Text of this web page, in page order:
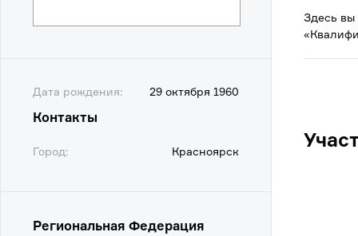
Дата рождения: 29 октября 1960
Контакты
Город: Красноярск
Региональная Федерация
Здесь вы